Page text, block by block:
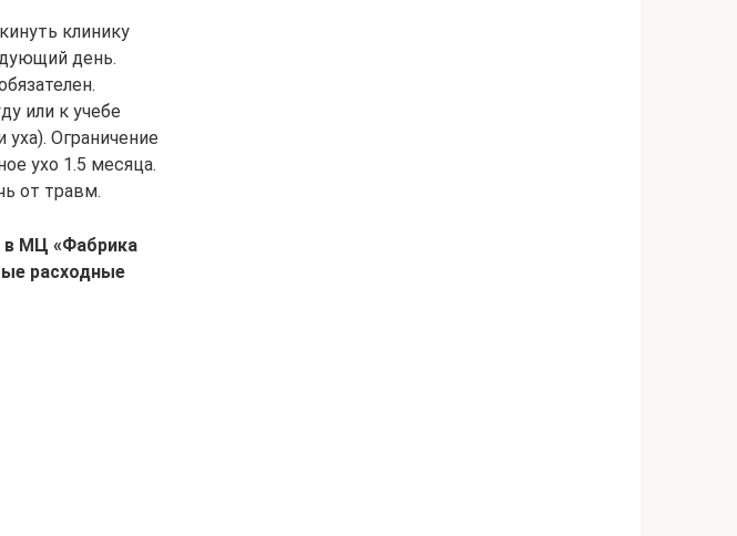
клинику
день.
или к учебе
Ограничение
ухо 1.5 месяца.
от травм.
в МЦ «Фабрика
расходные